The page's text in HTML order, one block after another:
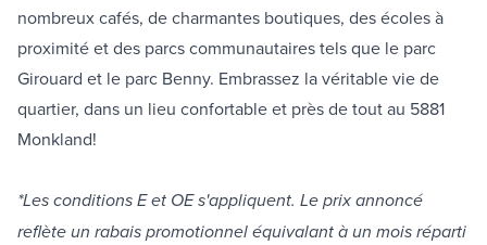
nombreux cafés, de charmantes boutiques, des écoles à
proximité et des parcs communautaires tels que le parc
Girouard et le parc Benny. Embrassez la véritable vie de
quartier, dans un lieu confortable et près de tout au 5881
Monkland!
*Les conditions E et OE s'appliquent. Le prix annoncé
reflète un rabais promotionnel équivalant à un mois réparti